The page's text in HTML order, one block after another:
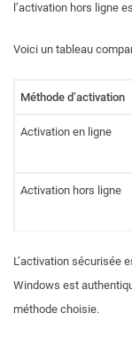
l’activation hors ligne
Voici un tableau
Méthode d’activation
Activation en ligne
Activation hors ligne
L’activation sécurisée
Windows est
méthode choisie.